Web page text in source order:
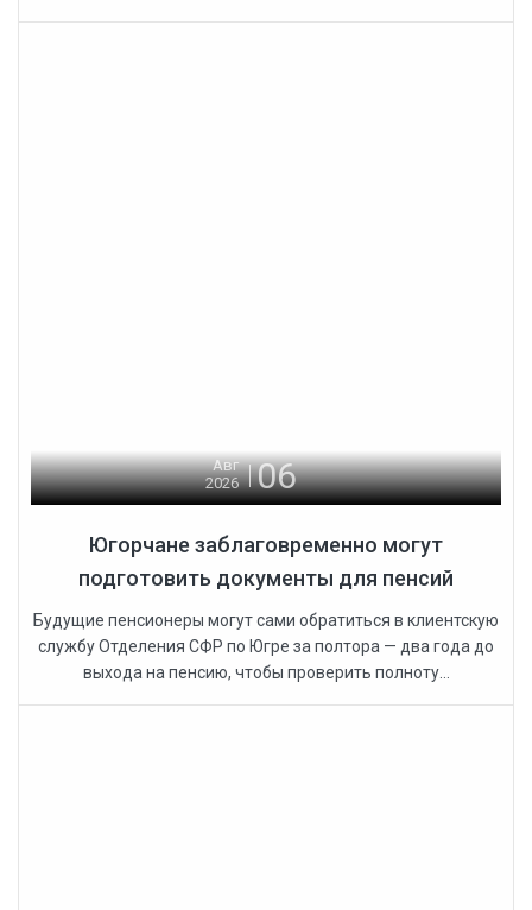
Авг
2026
06
Югорчане заблаговременно могут
подготовить документы для пенсий
Будущие пенсионеры могут сами обратиться в клиентскую
службу Отделения СФР по Югре за полтора — два года до
выхода на пенсию, чтобы проверить полноту...